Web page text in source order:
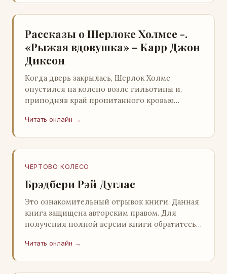
Рассказы о Шерлоке Холмсе -.
«Рыжая вдовушка» – Карр Джон
Диксон
Когда дверь закрылась, Шерлок Холмс
опустился на колено возле гильотины и,
приподняв край пропитанного кровью
скрывался под ним…
Читать онлайн →
ЧЕРТОВО КОЛЕСО
Брэдбери Рэй Дуглас
Это ознакомительный отрывок книги. Данная
книга защищена авторским правом. Для
получения полной версии книги обратитесь к
легального ко…
Читать онлайн →